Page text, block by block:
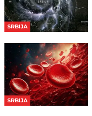
SRBIJA
SRBIJA